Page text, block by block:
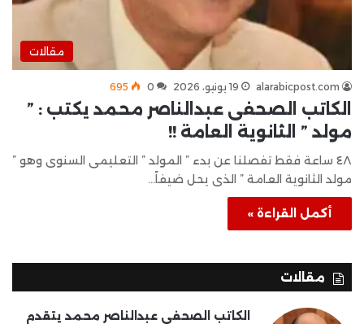
مقالات
alarabicpost.com 19 يونيو، 2026 0
695
الكاتب الصحفى عبدالناصر محمد يكتب : ”
مولد ” الثانوية العامة !!
٤٨ ساعة فقط تفصلنا عن بدء ” المولد ” التعليمى السنوى وهو ”
مولد الثانوية العامة ” الذى يحل ضيفاً…
أكمل القراءة »
مقالات
الكاتب الصحفى عبدالناصر محمد يتقدم